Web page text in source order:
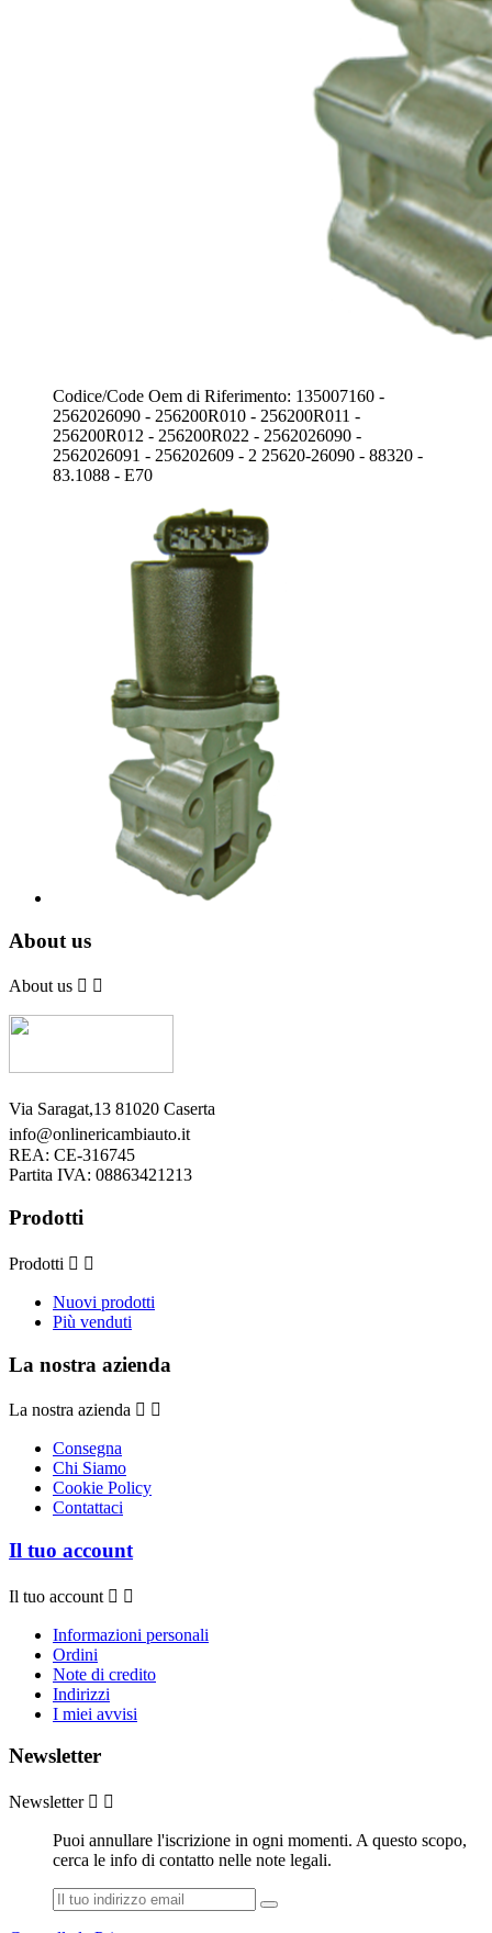
Codice/Code Oem di Riferimento: 135007160 -
2562026090 - 256200R010 - 256200R011 -
256200R012 - 256200R022 - 2562026090 -
2562026091 - 256202609 - 2 25620-26090 - 88320 -
83.1088 - E70
About us
About us  
Via Saragat,13 81020 Caserta
info@onlinericambiauto.it
REA: CE-316745
Partita IVA: 08863421213
Prodotti
Prodotti  
Nuovi prodotti
Più venduti
La nostra azienda
La nostra azienda  
Consegna
Chi Siamo
Cookie Policy
Contattaci
Il tuo account
Il tuo account  
Informazioni personali
Ordini
Note di credito
Indirizzi
I miei avvisi
Newsletter
Newsletter  
Puoi annullare l'iscrizione in ogni momenti. A questo scopo,
cerca le info di contatto nelle note legali.